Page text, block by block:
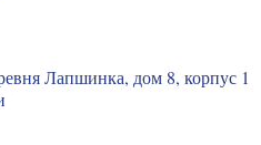
Лапшинка, дом 8, корпус 1